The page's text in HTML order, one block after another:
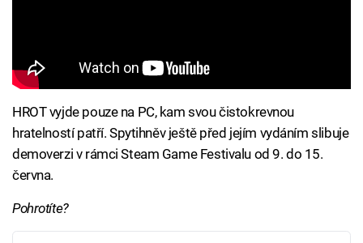
HROT vyjde pouze na PC, kam svou čistokrevnou
hratelností patří. Spytihněv ještě před jejím vydáním slibuje
demoverzi v rámci Steam Game Festivalu od 9. do 15.
června.
Pohrotíte?